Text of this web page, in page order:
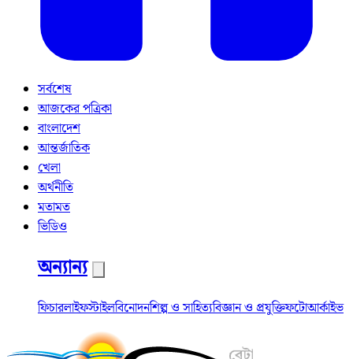
সর্বশেষ
আজকের পত্রিকা
বাংলাদেশ
আন্তর্জাতিক
খেলা
অর্থনীতি
মতামত
ভিডিও
অন্যান্য
ফিচারলাইফস্টাইলবিনোদনশিল্প ও সাহিত্যবিজ্ঞান ও প্রযুক্তিফটোআর্কাইভ